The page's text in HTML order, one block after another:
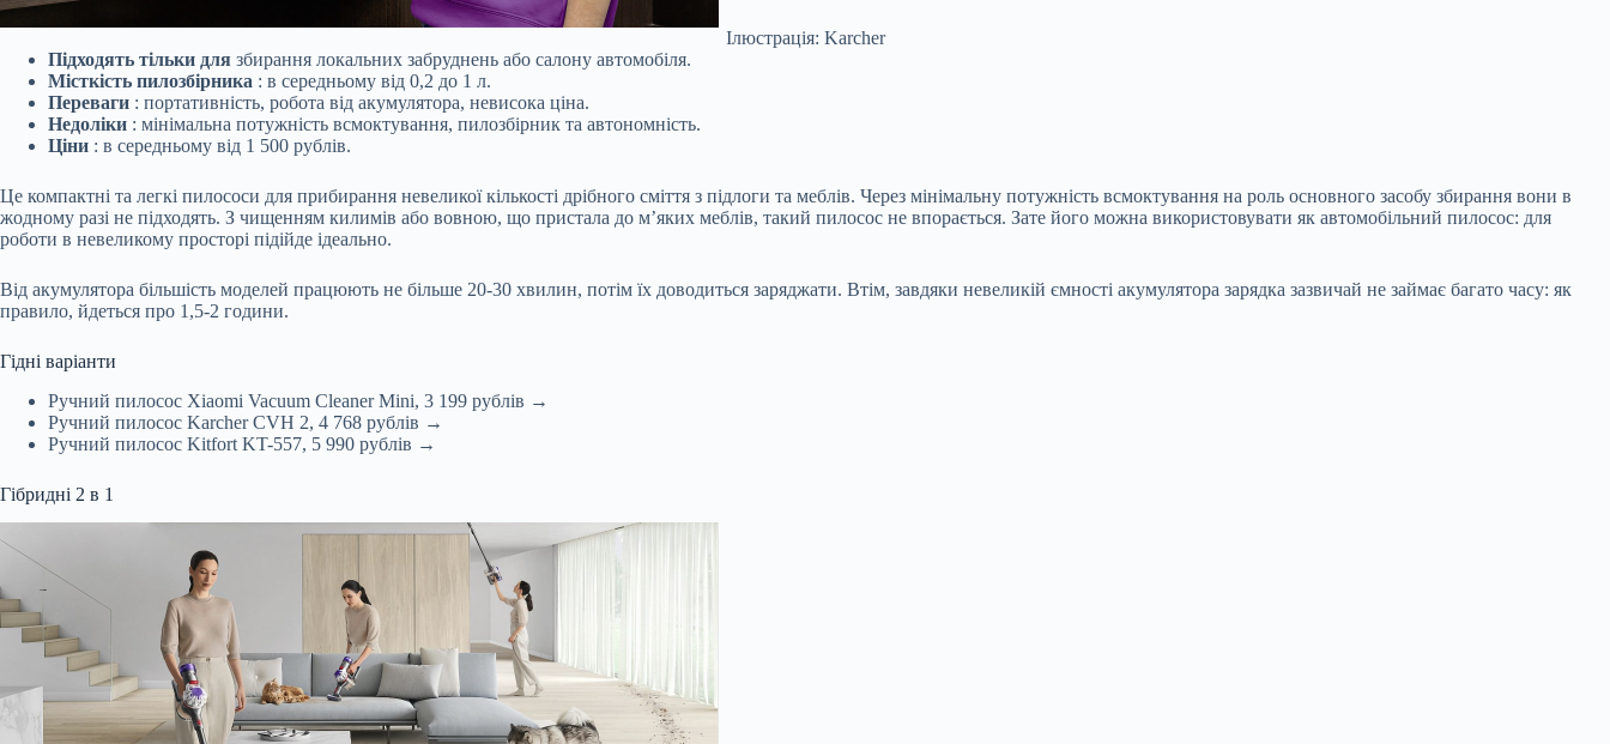
Ілюстрація: Karcher
Підходять тільки для збирання локальних забруднень або салону автомобіля.
Місткість пилозбірника : в середньому від 0,2 до 1 л.
Переваги : портативність, робота від акумулятора, невисока ціна.
Недоліки : мінімальна потужність всмоктування, пилозбірник та автономність.
Ціни : в середньому від 1 500 рублів.
Це компактні та легкі пилососи для прибирання невеликої кількості дрібного сміття з підлоги та меблів. Через мінімальну потужність всмоктування на роль основного засобу збирання вони в
жодному разі не підходять. З чищенням килимів або вовною, що пристала до м’яких меблів, такий пилосос не впорається. Зате його можна використовувати як автомобільний пилосос: для
роботи в невеликому просторі підійде ідеально.
Від акумулятора більшість моделей працюють не більше 20-30 хвилин, потім їх доводиться заряджати. Втім, завдяки невеликій ємності акумулятора зарядка зазвичай не займає багато часу: як
правило, йдеться про 1,5-2 години.
Гідні варіанти
Ручний пилосос Xiaomi Vacuum Cleaner Mini, 3 199 рублів →
Ручний пилосос Karcher CVH 2, 4 768 рублів →
Ручний пилосос Kitfort KT-557, 5 990 рублів →
Гібридні 2 в 1